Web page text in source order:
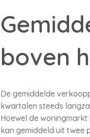
boven
De gemiddelde
kwartalen steeds
Hoewel de
kan gemiddeld uit twee